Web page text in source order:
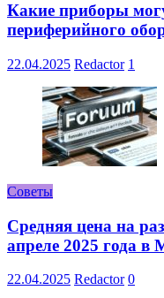
Какие приборы
периферийного
22.04.2025 Redactor 1
Советы
Средняя цена на
апреле 2025 года в
22.04.2025 Redactor 0